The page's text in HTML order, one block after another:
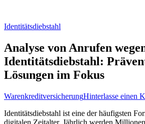
Identitätsdiebstahl
Analyse von Anrufen
Identitätsdiebstahl:
Lösungen im Fokus
WarenkreditversicherungHinterlasse einen
Identitätsdiebstahl ist eine der häufigsten
digitalen Zeitalter. Jährlich werden